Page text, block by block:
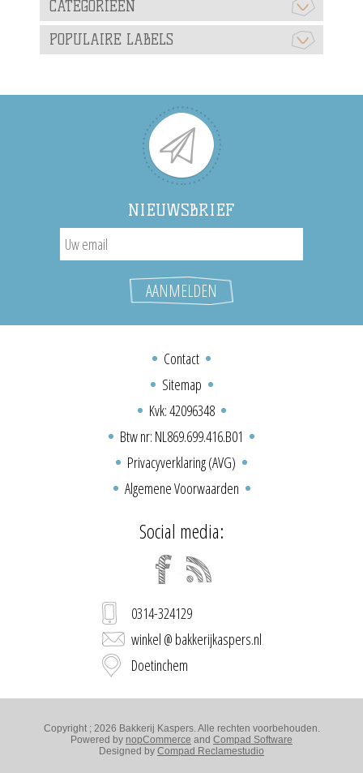
CATEGORIEEN
POPULAIRE LABELS
NIEUWSBRIEF
Contact
Sitemap
Kvk: 42096348
Btw nr: NL869.699.416.B01
Privacyverklaring (AVG)
Algemene Voorwaarden
Social media:
0314-324129
winkel @ bakkerijkaspers.nl
Doetinchem
Copyright ; 2026 Bakkerij Kaspers. Alle rechten voorbehouden.
Powered by nopCommerce and Compad Software
Designed by Compad Reclamestudio